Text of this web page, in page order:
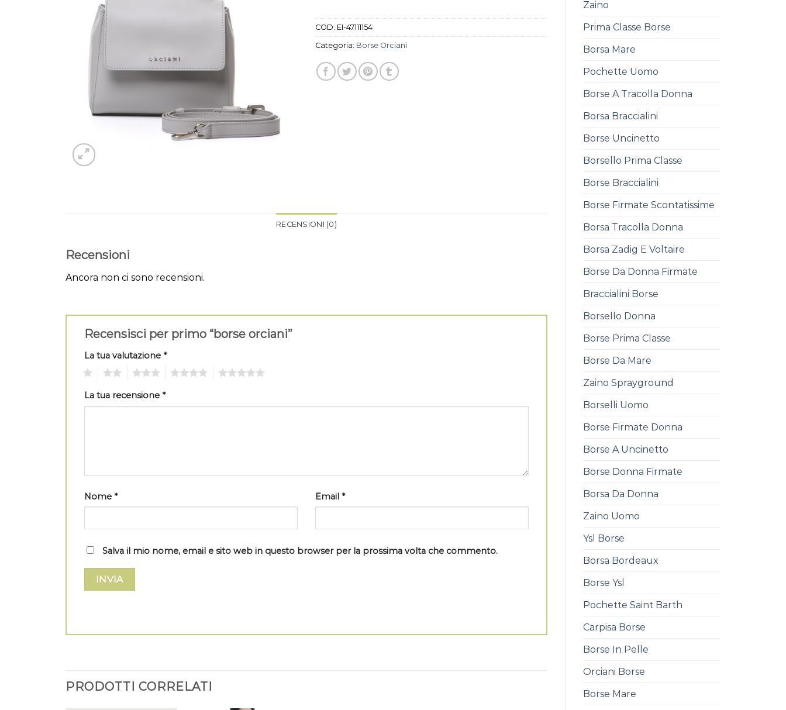
Zaino
Prima Classe Borse
Borsa Mare
Pochette Uomo
Borse A Tracolla Donna
Borsa Braccialini
Borse Uncinetto
Borsello Prima Classe
Borse Braccialini
Borse Firmate Scontatissime
Borsa Tracolla Donna
Borsa Zadig E Voltaire
Borse Da Donna Firmate
Braccialini Borse
Borsello Donna
Borse Prima Classe
Borse Da Mare
Zaino Sprayground
Borselli Uomo
Borse Firmate Donna
Borse A Uncinetto
Borse Donna Firmate
Borsa Da Donna
Zaino Uomo
Ysl Borse
Borsa Bordeaux
Borse Ysl
Pochette Saint Barth
Carpisa Borse
Borse In Pelle
Orciani Borse
Borse Mare
COD: EI-47111154
Categoria: Borse Orciani
RECENSIONI (0)
Recensioni
Ancora non ci sono recensioni.
Recensisci per primo “borse orciani”
La tua valutazione *
La tua recensione *
Nome * Email *
Salva il mio nome, email e sito web in questo browser per la prossima volta che commento.
PRODOTTI CORRELATI